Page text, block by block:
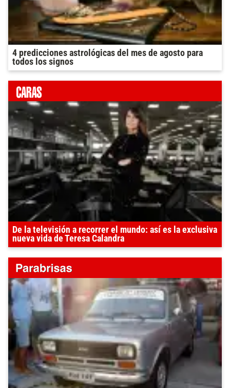
4 predicciones astrológicas del mes de agosto para
todos los signos
De la televisión a recorrer el mundo: así es la exclusiva
nueva vida de Teresa Calandra